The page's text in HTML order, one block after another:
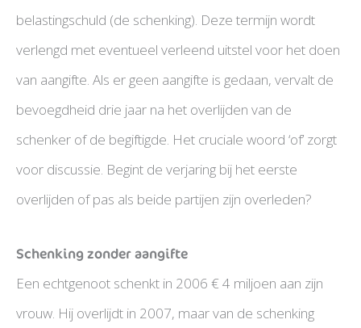
belastingschuld (de schenking). Deze termijn wordt
verlengd met eventueel verleend uitstel voor het doen
van aangifte. Als er geen aangifte is gedaan, vervalt de
bevoegdheid drie jaar na het overlijden van de
schenker of de begiftigde. Het cruciale woord ‘of’ zorgt
voor discussie. Begint de verjaring bij het eerste
overlijden of pas als beide partijen zijn overleden?
Schenking zonder aangifte
Een echtgenoot schenkt in 2006 € 4 miljoen aan zijn
vrouw. Hij overlijdt in 2007, maar van de schenking